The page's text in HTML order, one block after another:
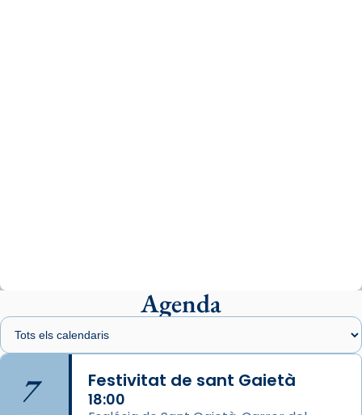
presidit aquest 27 de juliol la missa de Les
Santes de Mataró.
🔗
📸 J. Merino
Photo
Agenda
7 Festivitat de sant Gaietà
18:00